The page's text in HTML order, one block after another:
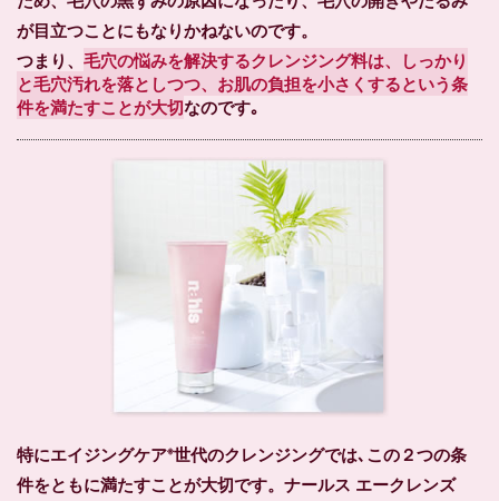
が目立つことにもなりかねないのです。
つまり、 毛穴の悩みを解決するクレンジング料は、しっかり
と毛穴汚れを落としつつ、お肌の負担を小さくするという条
件を満たすことが大切なのです｡
特にエイジングケア※世代のクレンジングでは､この２つの条
件をともに満たすことが大切です。ナールス エークレンズ